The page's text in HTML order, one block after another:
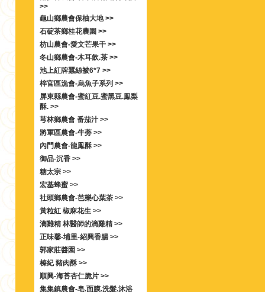
>>
龜山鄉農會保柚大地 >>
石碇茶鄉桂花農園 >>
枋山農會-愛文芒果干 >>
冬山鄉農會-木耳飲.茶 >>
池上紅牌蠶絲被6*7 >>
梓官區漁會-烏魚子系列 >>
屏東縣農會-蜜紅豆.蜜黑豆.鳯梨
酥. >>
芎林鄉農會 番茄汁 >>
將軍區農會-牛蒡 >>
內門農會-龍鳯酥 >>
御品-沉香 >>
糖太宗 >>
宏基蜂蜜 >>
社頭鄉農會-芭樂心葉茶 >>
黃粒紅 椒麻花生 >>
滴雞精 林醫師的滴雞精 >>
正味馨-埔里-紹興香腸 >>
郭家莊醬園 >>
榛紀 豬肉酥 >>
順興-海苔杏仁脆片 >>
集集鎮農會-皂.面膜.洗髮.沐浴